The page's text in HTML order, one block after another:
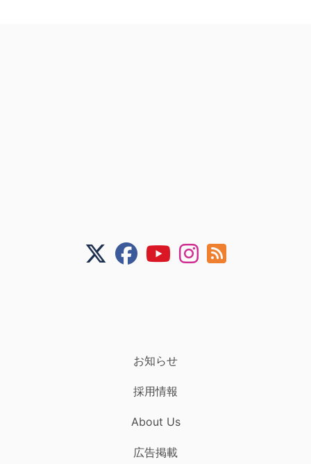
お知らせ
採用情報
About Us
広告掲載